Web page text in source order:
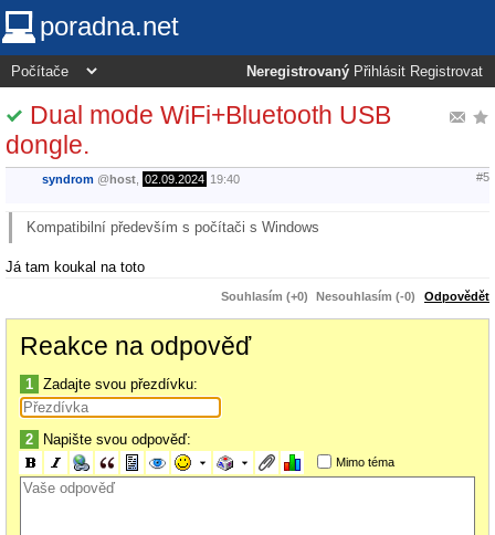
poradna.net
Neregistrovaný Přihlásit Registrovat
Dual mode WiFi+Bluetooth USB
dongle.
syndrom @host 02.09.2024 19:40 #5
Kompatibilní především s počítači s Windows
Já tam koukal na toto
Souhlasím (+0) Nesouhlasím (-0) Odpovědět
Reakce na odpověď
1 Zadajte svou přezdívku:
2 Napište svou odpověď:
Mimo téma